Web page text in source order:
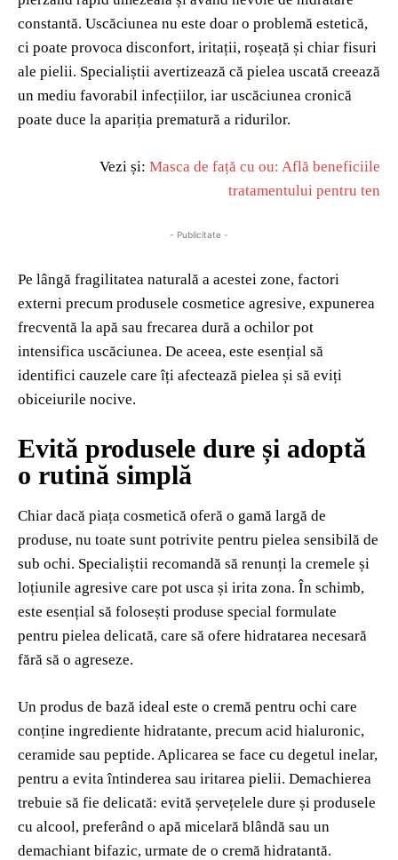
constantă. Uscăciunea nu este doar o problemă estetică,
ci poate provoca disconfort, iritații, roșeață și chiar fisuri
ale pielii. Specialiștii avertizează că pielea uscată creează
un mediu favorabil infecțiilor, iar uscăciunea cronică
poate duce la apariția prematură a ridurilor.
Vezi și: Masca de față cu ou: Află beneficiile
tratamentului pentru ten
- Publicitate -
Pe lângă fragilitatea naturală a acestei zone, factori
externi precum produsele cosmetice agresive, expunerea
frecventă la apă sau frecarea dură a ochilor pot
intensifica uscăciunea. De aceea, este esențial să
identifici cauzele care îți afectează pielea și să eviți
obiceiurile nocive.
Evită produsele dure și adoptă
o rutină simplă
Chiar dacă piața cosmetică oferă o gamă largă de
produse, nu toate sunt potrivite pentru pielea sensibilă de
sub ochi. Specialiștii recomandă să renunți la cremele și
loțiunile agresive care pot usca și irita zona. În schimb,
este esențial să folosești produse special formulate
pentru pielea delicată, care să ofere hidratarea necesară
fără să o agreseze.
Un produs de bază ideal este o cremă pentru ochi care
conține ingrediente hidratante, precum acid hialuronic,
ceramide sau peptide. Aplicarea se face cu degetul inelar,
pentru a evita întinderea sau iritarea pielii. Demachierea
trebuie să fie delicată: evită șervețelele dure și produsele
cu alcool, preferând o apă micelară blândă sau un
demachiant bifazic, urmate de o cremă hidratantă.